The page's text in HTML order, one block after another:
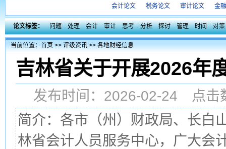
会计论文 税务论文 审计论文 金
论文标签： 问题 处理 会计 审计 思考 分析 探讨 管理 时间 对策
当前位置：首页>>评级资讯>>各地财经信息
吉林省关于开展2026年
发布时间：2026-02-24 点
简介：各市（州）财政局、长白
林省会计人员服务中心，广大